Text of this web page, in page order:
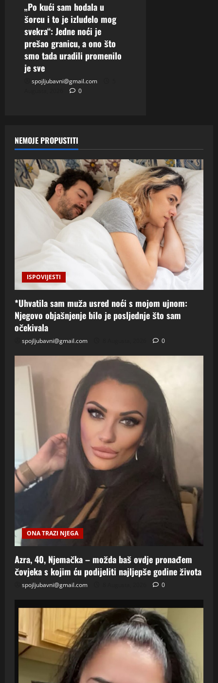
„Po kući sam hodala u
šorcu i to je izludelo mog
svekra“: Jedne noći je
prešao granicu, a ono što
smo tada uradili promenilo
je sve
spojljubavni@gmail.com
0
NEMOJE PROPUSTITI
ISPOVIJESTI
*Uhvatila sam muža usred noći s mojom ujnom:
Njegovo objašnjenje bilo je posljednje što sam
očekivala
spojljubavni@gmail.com 0
ONA TRAZI NJEGA
Azra, 40, Njemačka – možda baš ovdje pronađem
čovjeka s kojim ću podijeliti najljepše godine života
spojljubavni@gmail.com 0